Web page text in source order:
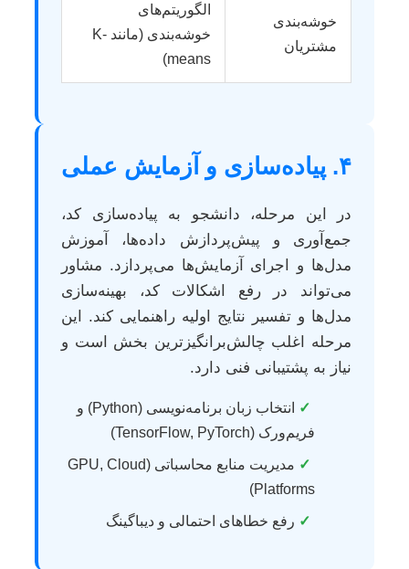
خوشه‌بندی
مشتریان
الگوریتم‌های
خوشه‌بندی (مانند K-
means)
۴. پیاده‌سازی و آزمایش عملی
در این مرحله، دانشجو به پیاده‌سازی کد،
جمع‌آوری و پیش‌پردازش داده‌ها، آموزش
مدل‌ها و اجرای آزمایش‌ها می‌پردازد. مشاور
می‌تواند در رفع اشکالات کد، بهینه‌سازی
مدل‌ها و تفسیر نتایج اولیه راهنمایی کند. این
مرحله اغلب چالش‌برانگیزترین بخش است و
نیاز به پشتیبانی فنی دارد.
✓
انتخاب زبان برنامه‌نویسی (Python) و
فریم‌ورک (TensorFlow, PyTorch)
✓
مدیریت منابع محاسباتی (GPU, Cloud
Platforms)
✓ رفع خطاهای احتمالی و دیباگینگ